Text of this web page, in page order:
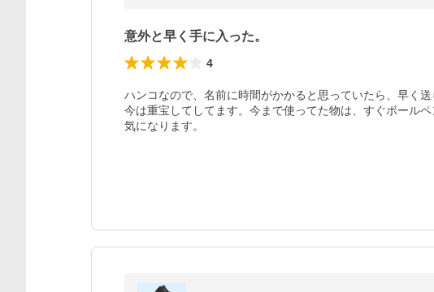
意外と早く手に入った。
4
ハンコなので、名前に時間がかかると思っていたら、早く
今は重宝してしてます。今まで使ってた物は、すぐボール
気になります。